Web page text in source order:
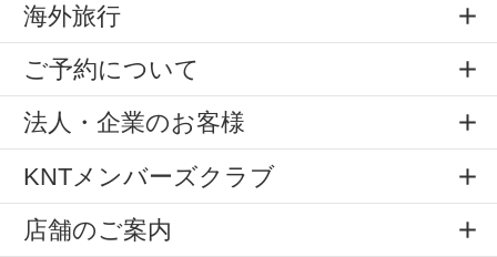
海外旅行
ご予約について
法人・企業のお客様
KNTメンバーズクラブ
店舗のご案内